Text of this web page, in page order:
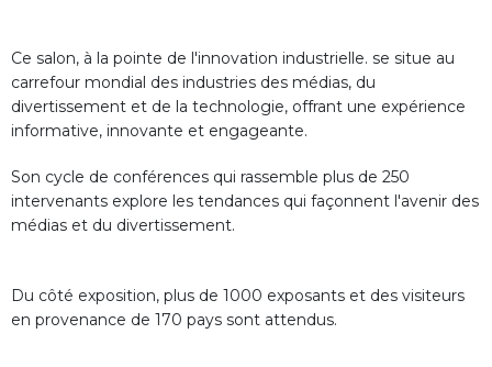
Ce salon, à la pointe de l'innovation industrielle. se situe au
carrefour mondial des industries des médias, du
divertissement et de la technologie, offrant une expérience
informative, innovante et engageante.
Son cycle de conférences qui rassemble plus de 250
intervenants explore les tendances qui façonnent l'avenir des
médias et du divertissement.
Du côté exposition, plus de 1000 exposants et des visiteurs
en provenance de 170 pays sont attendus.